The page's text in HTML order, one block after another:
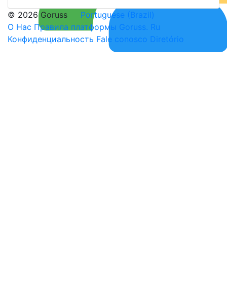
© 2026 Goruss
Portuguese (Brazil)
О Нас Правила платформы Goruss. Ru
Конфиденциальность Fale conosco Diretório